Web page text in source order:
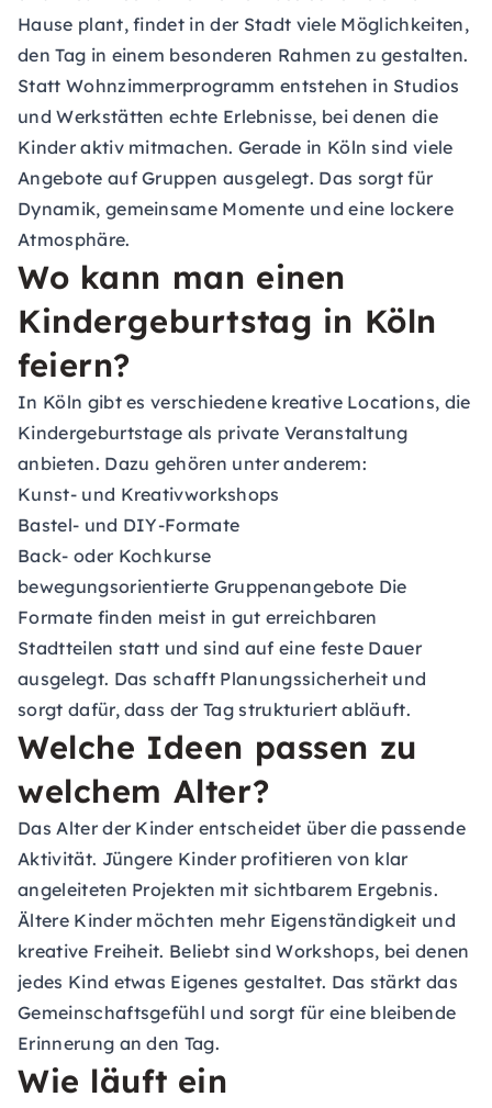
Hause plant, findet in der Stadt viele Möglichkeiten,
den Tag in einem besonderen Rahmen zu gestalten.
Statt Wohnzimmerprogramm entstehen in Studios
und Werkstätten echte Erlebnisse, bei denen die
Kinder aktiv mitmachen. Gerade in Köln sind viele
Angebote auf Gruppen ausgelegt. Das sorgt für
Dynamik, gemeinsame Momente und eine lockere
Atmosphäre.
Wo kann man einen
Kindergeburtstag in Köln
feiern?
In Köln gibt es verschiedene kreative Locations, die
Kindergeburtstage als private Veranstaltung
anbieten. Dazu gehören unter anderem:
Kunst- und Kreativworkshops
Bastel- und DIY-Formate
Back- oder Kochkurse
bewegungsorientierte Gruppenangebote Die
Formate finden meist in gut erreichbaren
Stadtteilen statt und sind auf eine feste Dauer
ausgelegt. Das schafft Planungssicherheit und
sorgt dafür, dass der Tag strukturiert abläuft.
Welche Ideen passen zu
welchem Alter?
Das Alter der Kinder entscheidet über die passende
Aktivität. Jüngere Kinder profitieren von klar
angeleiteten Projekten mit sichtbarem Ergebnis.
Ältere Kinder möchten mehr Eigenständigkeit und
kreative Freiheit. Beliebt sind Workshops, bei denen
jedes Kind etwas Eigenes gestaltet. Das stärkt das
Gemeinschaftsgefühl und sorgt für eine bleibende
Erinnerung an den Tag.
Wie läuft ein